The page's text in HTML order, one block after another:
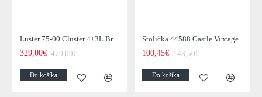
Luster 75-00 Cluster 4+3L Brown + Jantar Glass
329,00€ 470,00€
Do košíka
Stolička 44588 Castle Vintage Black
100,45€ 143,50€
Do košíka